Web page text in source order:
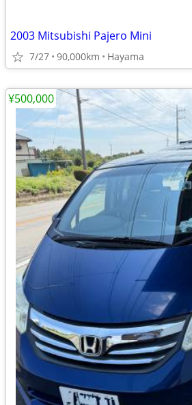
2003 Mitsubishi Pajero Mini
7/27 90,000km Hayama
¥500,000